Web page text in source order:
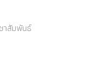
าสัมพันธ์